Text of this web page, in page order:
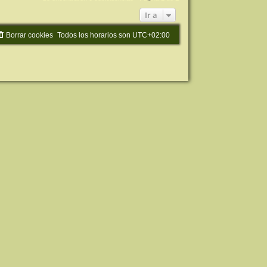
Ir a
Todos los horarios son UTC+02:00
Borrar cookies